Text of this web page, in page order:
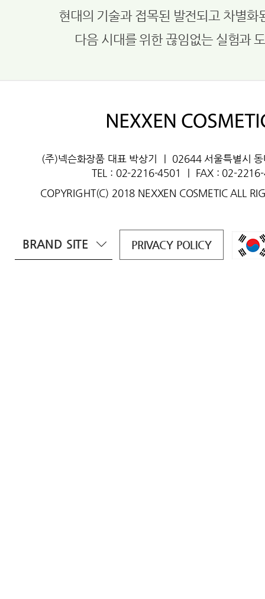
현대의 기술과 접목된 발전되고 차별화
다음 시대를 위한 끊임없는 실험과
(주)넥슨화장품 대표 박상기
02644 서울특별시
TEL : 02-2216-4501
FAX : 02-
COPYRIGHT(C) 2018 NEXXEN COSMETIC ALL
BRAND SITE PRIVACY POLICY